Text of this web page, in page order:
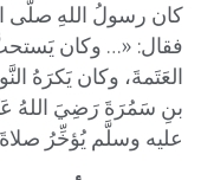
كان رسولُ اللهِ صلَّى
فقال: «… وكان يَستحبُّ
العَتَمةَ، وكان يَكرَهُ
بنِ سَمُرَةَ رَضِيَ اللهُ
عليه وسلَّم يُؤخِّرُ صلاةَ